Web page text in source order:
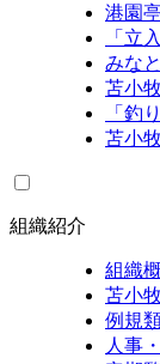
港園亭
「立
みな
苫小
「釣
苫小
組織紹介
組織
苫小
例規
人事